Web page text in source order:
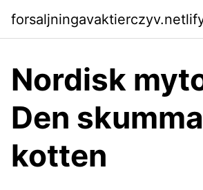
Nordisk
Den skumma
kotten